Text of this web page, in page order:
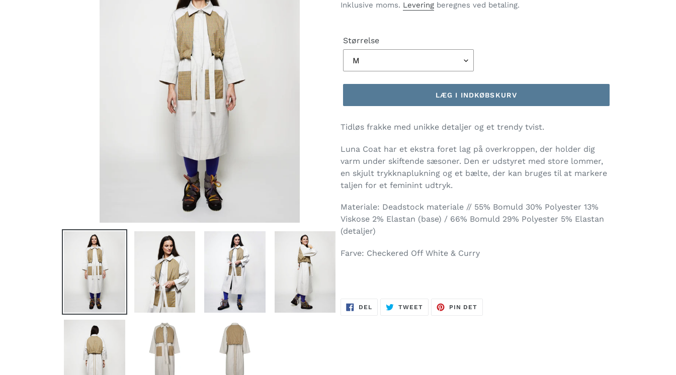
Inklusive moms. Levering beregnes ved betaling.
Størrelse
LÆG I INDKØBSKURV
Lægger
i
din
indkøbskurv
Tidløs frakke med unikke detaljer og et trendy tvist.
Luna Coat har et ekstra foret lag på overkroppen, der holder dig
varm under skiftende sæsoner. Den er udstyret med store lommer,
en skjult trykknaplukning og et bælte, der kan bruges til at markere
taljen for et feminint udtryk.
Materiale: Deadstock materiale // 55% Bomuld 30% Polyester 13%
Viskose 2% Elastan (base) / 66% Bomuld 29% Polyester 5% Elastan
(detaljer)
Farve: Checkered Off White & Curry
DEL TWEETTWEET
PIN DET